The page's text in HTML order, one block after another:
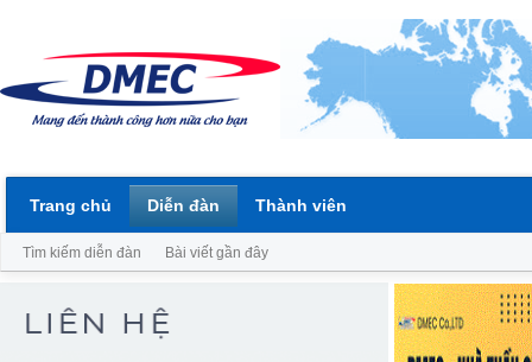
Trang chủ Diễn đàn
Tìm kiếm diễn đàn Bài viết gần đây
Thành viên